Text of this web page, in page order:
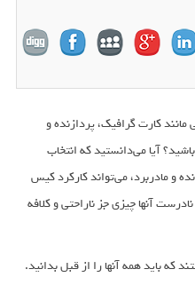
کارت گرافیک، پردازنده و
آیا می‌دانستید که انتخاب
و مادربرد، می‌تواند کارکرد کیس
آنها چیزی جز ناراحتی و کلافه
که باید همه آنها را از قبل بدانید.